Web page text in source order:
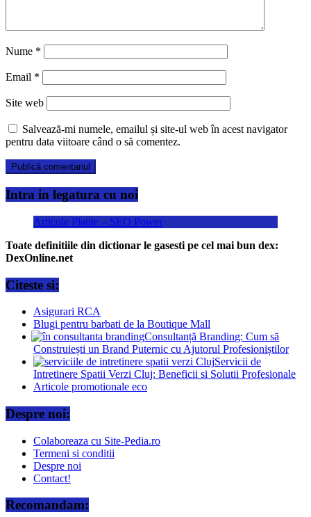
Nume *
Email *
Site web
Salvează-mi numele, emailul și site-ul web în acest navigator
pentru data viitoare când o să comentez.
Intra in legatura cu noi
Articole Platite – SEO Power
Toate definitiile din dictionar le gasesti pe cel mai bun dex:
DexOnline.net
Citeste si:
Asigurari RCA
Blugi pentru barbati de la Boutique Mall
Consultanță Branding: Cum să
Construiești un Brand Puternic cu Ajutorul Profesioniștilor
Servicii de
Intretinere Spatii Verzi Cluj: Beneficii si Solutii Profesionale
Articole promotionale eco
Despre noi:
Colaboreaza cu Site-Pedia.ro
Termeni si conditii
Despre noi
Contact!
Recomandam: